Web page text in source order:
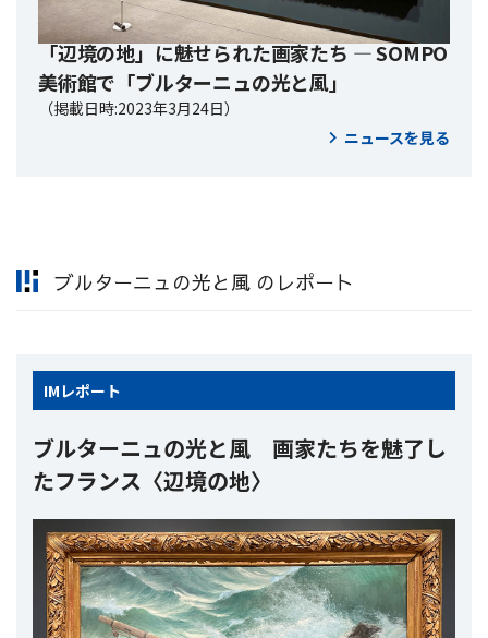
「辺境の地」に魅せられた画家たち ― SOMPO
美術館で「ブルターニュの光と風」
（掲載日時:2023年3月24日）
ニュースを見る
ブルターニュの光と風 のレポート
IM レポート
ブルターニュの光と風 画家たちを魅了し
たフランス〈辺境の地〉